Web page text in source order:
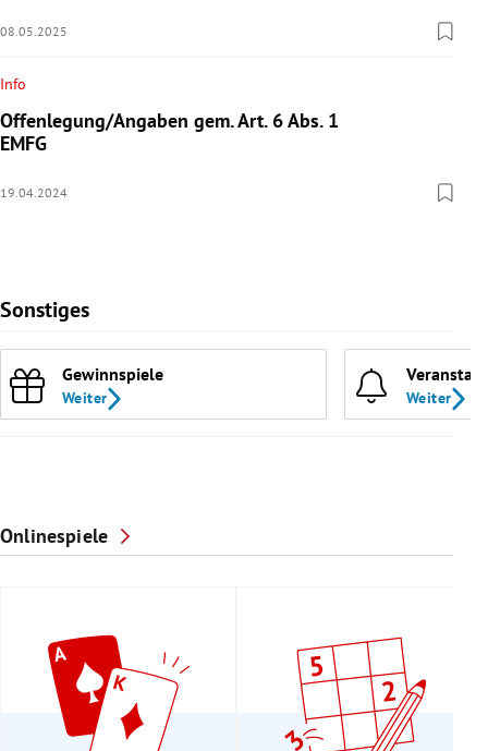
08.05.2025
Info
Offenlegung/Angaben gem. Art. 6 Abs. 1
EMFG
19.04.2024
Sonstiges
Gewinnspiele
Weiter Weiter
Onlinespiele